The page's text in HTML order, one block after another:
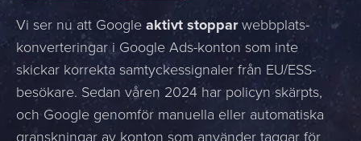
Vi ser nu att Googleaktivt stopparwebbplats-
konverteringar i Google Ads-konton som inte
skickar korrekta samtyckessignaler från EU/ESS-
besökare. Sedan våren 2024 har policyn skärpts,
och Google genomför manuella eller automatiska